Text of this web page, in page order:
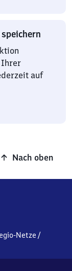
Ihrer
auf
Nach oben
Netze /